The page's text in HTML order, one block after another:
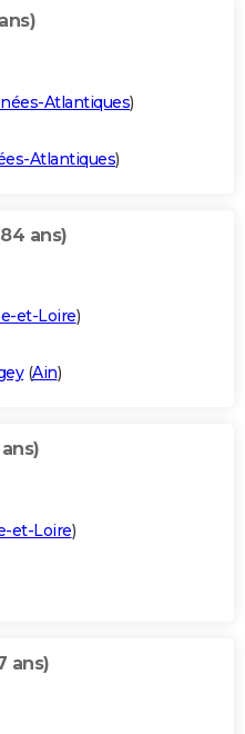
Atlantiques)
Atlantiques)
ans)
et-Loire)
(Ain)
et-Loire)
ans)